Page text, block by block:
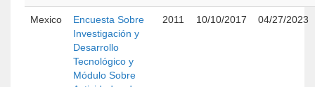
Mexico
Encuesta Sobre
Investigación y
Desarrollo
Tecnológico y
Módulo Sobre
2011 10/10/2017 04/27/2023